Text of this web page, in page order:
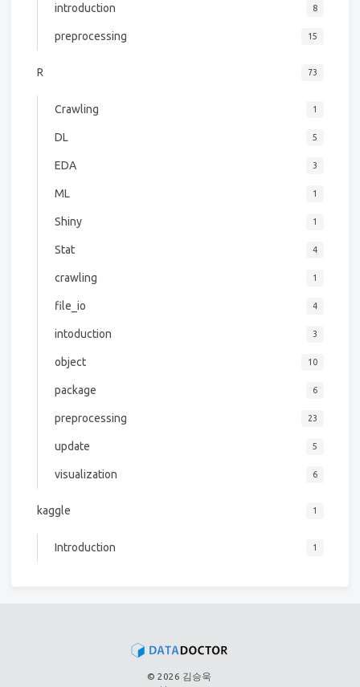
introduction 8
preprocessing 15
R 73
Crawling 1
DL 5
EDA 3
ML 1
Shiny 1
Stat 4
crawling 1
file_io 4
intoduction 3
object 10
package 6
preprocessing 23
update 5
visualization 6
kaggle 1
Introduction 1
© 2026 김승욱